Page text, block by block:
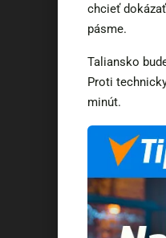
chcieť
pásme.
Taliansko
Proti
minút.